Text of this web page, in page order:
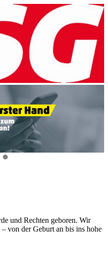
und Rechten geboren. Wir
von der Geburt an bis ins hohe